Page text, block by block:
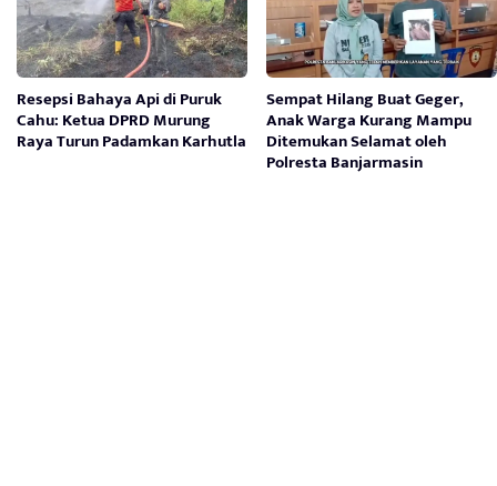
Resepsi Bahaya Api di Puruk
Cahu: Ketua DPRD Murung
Raya Turun Padamkan Karhutla
Sempat Hilang Buat Geger,
Anak Warga Kurang Mampu
Ditemukan Selamat oleh
Polresta Banjarmasin